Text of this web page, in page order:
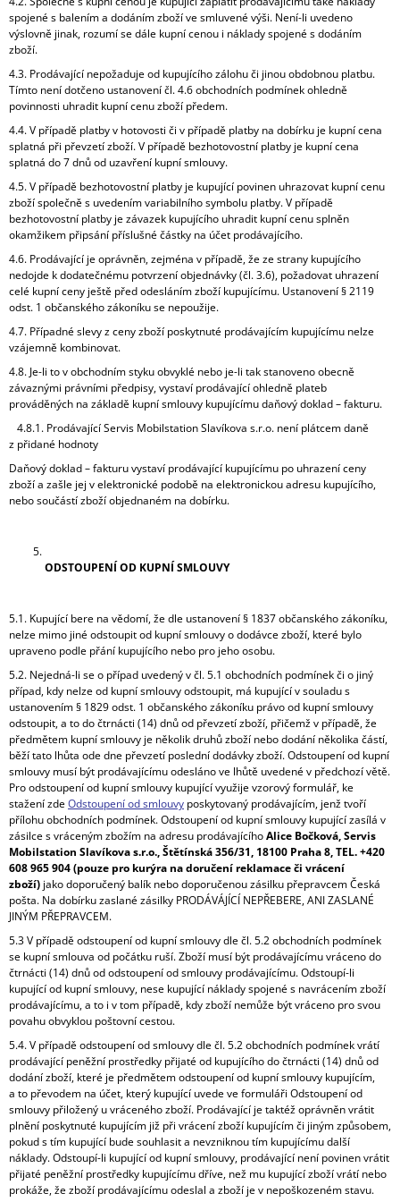
spojené s balením a dodáním zboží ve smluvené výši. Není-li uvedeno
výslovně jinak, rozumí se dále kupní cenou i náklady spojené s dodáním
zboží.
4.3. Prodávající nepožaduje od kupujícího zálohu či jinou obdobnou platbu.
Tímto není dotčeno ustanovení čl. 4.6 obchodních podmínek ohledně
povinnosti uhradit kupní cenu zboží předem.
4.4. V případě platby v hotovosti či v případě platby na dobírku je kupní cena
splatná při převzetí zboží. V případě bezhotovostní platby je kupní cena
splatná do 7 dnů od uzavření kupní smlouvy.
4.5. V případě bezhotovostní platby je kupující povinen uhrazovat kupní cenu
zboží společně s uvedením variabilního symbolu platby. V případě
bezhotovostní platby je závazek kupujícího uhradit kupní cenu splněn
okamžikem připsání příslušné částky na účet prodávajícího.
4.6. Prodávající je oprávněn, zejména v případě, že ze strany kupujícího
nedojde k dodatečnému potvrzení objednávky (čl. 3.6), požadovat uhrazení
celé kupní ceny ještě před odesláním zboží kupujícímu. Ustanovení § 2119
odst. 1 občanského zákoníku se nepoužije.
4.7. Případné slevy z ceny zboží poskytnuté prodávajícím kupujícímu nelze
vzájemně kombinovat.
4.8. Je-li to v obchodním styku obvyklé nebo je-li tak stanoveno obecně
závaznými právními předpisy, vystaví prodávající ohledně plateb
prováděných na základě kupní smlouvy kupujícímu daňový doklad – fakturu.
4.8.1. Prodávající Servis Mobilstation Slavíkova s.r.o. není plátcem daně
z přidané hodnoty
Daňový doklad – fakturu vystaví prodávající kupujícímu po uhrazení ceny
zboží a zašle jej v elektronické podobě na elektronickou adresu kupujícího,
nebo součástí zboží objednaném na dobírku.
ODSTOUPENÍ OD KUPNÍ SMLOUVY
5.1. Kupující bere na vědomí, že dle ustanovení § 1837 občanského zákoníku,
nelze mimo jiné odstoupit od kupní smlouvy o dodávce zboží, které bylo
upraveno podle přání kupujícího nebo pro jeho osobu.
5.2. Nejedná-li se o případ uvedený v čl. 5.1 obchodních podmínek či o jiný
případ, kdy nelze od kupní smlouvy odstoupit, má kupující v souladu s
ustanovením § 1829 odst. 1 občanského zákoníku právo od kupní smlouvy
odstoupit, a to do čtrnácti (14) dnů od převzetí zboží, přičemž v případě, že
předmětem kupní smlouvy je několik druhů zboží nebo dodání několika částí,
běží tato lhůta ode dne převzetí poslední dodávky zboží. Odstoupení od kupní
smlouvy musí být prodávajícímu odesláno ve lhůtě uvedené v předchozí větě.
Pro odstoupení od kupní smlouvy kupující využije vzorový formulář, ke
stažení zdeOdstoupení od smlouvy poskytovaný prodávajícím, jenž tvoří
přílohu obchodních podmínek. Odstoupení od kupní smlouvy kupující zasílá v
zásilce s vráceným zbožím na adresu prodávajícíhoAlice Bočková, Servis
Mobilstation Slavíkova s.r.o., Štětínská 356/31, 18100 Praha 8, TEL. +420
608 965 904 (pouze pro kurýra na doručení reklamace či vrácení
zboží) jako doporučený balík nebo doporučenou zásilku přepravcem Česká
pošta. Na dobírku zaslané zásilky PRODÁVÁJÍCÍ NEPŘEBERE, ANI ZASLANÉ
JINÝM PŘEPRAVCEM.
5.3 V případě odstoupení od kupní smlouvy dle čl. 5.2 obchodních podmínek
se kupní smlouva od počátku ruší. Zboží musí být prodávajícímu vráceno do
čtrnácti (14) dnů od odstoupení od smlouvy prodávajícímu. Odstoupí-li
kupující od kupní smlouvy, nese kupující náklady spojené s navrácením zboží
prodávajícímu, a to i v tom případě, kdy zboží nemůže být vráceno pro svou
povahu obvyklou poštovní cestou.
5.4. V případě odstoupení od smlouvy dle čl. 5.2 obchodních podmínek vrátí
prodávající peněžní prostředky přijaté od kupujícího do čtrnácti (14) dnů od
dodání zboží, které je předmětem odstoupení od kupní smlouvy kupujícím,
a to převodem na účet, který kupující uvede ve formuláři Odstoupení od
smlouvy přiložený u vráceného zboží. Prodávající je taktéž oprávněn vrátit
plnění poskytnuté kupujícím již při vrácení zboží kupujícím či jiným způsobem,
pokud s tím kupující bude souhlasit a nevzniknou tím kupujícímu další
náklady. Odstoupí-li kupující od kupní smlouvy, prodávající není povinen vrátit
přijaté peněžní prostředky kupujícímu dříve, než mu kupující zboží vrátí nebo
prokáže, že zboží prodávajícímu odeslal a zboží je v nepoškozeném stavu.